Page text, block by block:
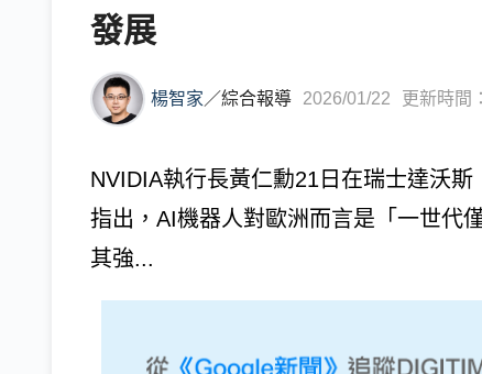
發展
楊智家 ／綜合報導 2026/01/22 更新時間
NVIDIA執行長黃仁勳21日在瑞士達沃
指出，AI機器人對歐洲而言是「一世代
其強...